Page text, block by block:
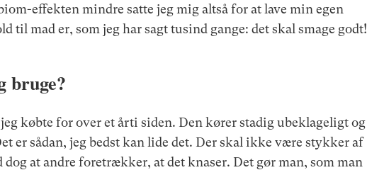
effekten mindre satte jeg mig altså for at lave min egen
til mad er, som jeg har sagt tusind gange: det skal smage godt!
bruge?
købte for over et årti siden. Den kører stadig ubeklageligt og
er sådan, jeg bedst kan lide det. Der skal ikke være stykker af
at andre foretrækker, at det knaser. Det gør man, som man